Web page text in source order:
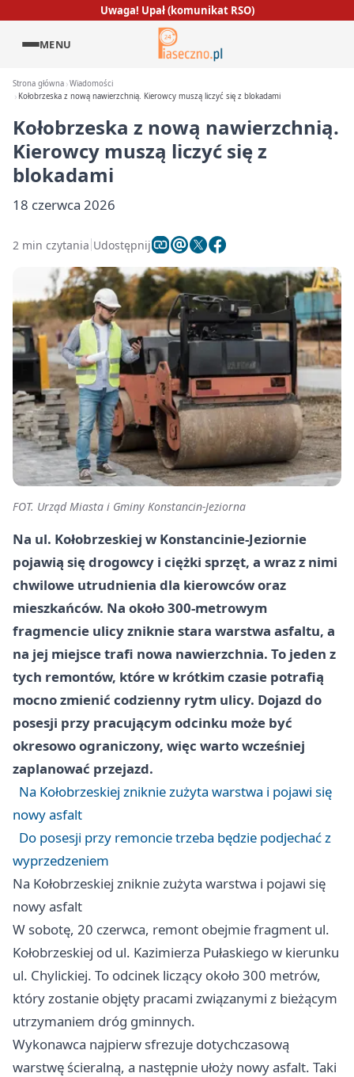
Uwaga! Upał (komunikat RSO)
MENU
Strona główna Wiadomości
Kołobrzeska z nową nawierzchnią. Kierowcy muszą liczyć się z blokadami
Kołobrzeska z nową nawierzchnią.
Kierowcy muszą liczyć się z
blokadami
18 czerwca 2026
2 min czytania Udostępnij
FOT. Urząd Miasta i Gminy Konstancin-Jeziorna
Na ul. Kołobrzeskiej w Konstancinie-Jeziornie
pojawią się drogowcy i ciężki sprzęt, a wraz z nimi
chwilowe utrudnienia dla kierowców oraz
mieszkańców. Na około 300-metrowym
fragmencie ulicy zniknie stara warstwa asfaltu, a
na jej miejsce trafi nowa nawierzchnia. To jeden z
tych remontów, które w krótkim czasie potrafią
mocno zmienić codzienny rytm ulicy. Dojazd do
posesji przy pracującym odcinku może być
okresowo ograniczony, więc warto wcześniej
zaplanować przejazd.
Na Kołobrzeskiej zniknie zużyta warstwa i pojawi się
nowy asfalt
Do posesji przy remoncie trzeba będzie podjechać z
wyprzedzeniem
Na Kołobrzeskiej zniknie zużyta warstwa i pojawi się
nowy asfalt
W sobotę, 20 czerwca, remont obejmie fragment ul.
Kołobrzeskiej od ul. Kazimierza Pułaskiego w kierunku
ul. Chylickiej. To odcinek liczący około 300 metrów,
który zostanie objęty pracami związanymi z bieżącym
utrzymaniem dróg gminnych.
Wykonawca najpierw sfrezuje dotychczasową
warstwę ścieralną, a następnie ułoży nowy asfalt. Taki